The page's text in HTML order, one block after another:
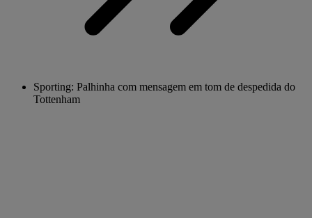
Sporting: Palhinha com mensagem em tom de despedida do
Tottenham